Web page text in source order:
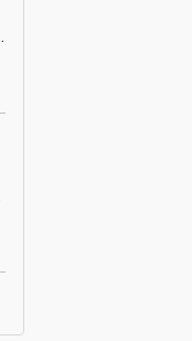
del Pacto Andino